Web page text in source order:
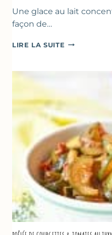
Une glace au lait
façon de…
LIRE LA SUITE GLACE